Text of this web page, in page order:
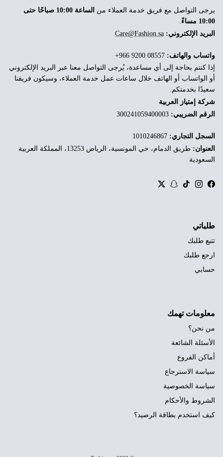
يرجى التواصل مع فريق خدمة العملاء من
الساعة 10:00 صباحًا حتى
10:00 مساءً
البريد الإلكتروني: Care@Fashion.sa
واتساب والهاتف:
إذا كنتم بحاجة إلى أي مساعدة، يُرجى التواصل معنا عبر البريد الإلكتروني
أو الواتساب أو الهاتف خلال ساعات عمل خدمة العملاء، وسيكون فريقنا
سعيدًا بخدمتكم.
شركة إمتياز العربية
الرقم الضريبي:
السجل التجاري:
العنوان:
طريق الدمام، حي المونسية، الرياض 13253، المملكة العربية
السعودية
Facebook
Instagram
TikTok
Snapchat
Twitter
طلباتي
تتبع طلبك
ارجع طلبك
حسابي
معلومات تهمك
من نحن؟
الأسئلة الشائعة
أماكن الفروع
سياسة الاسترجاع
سياسة الخصوصية
الشروط والأحكام
كيف استخدم بطاقة الرصيد؟